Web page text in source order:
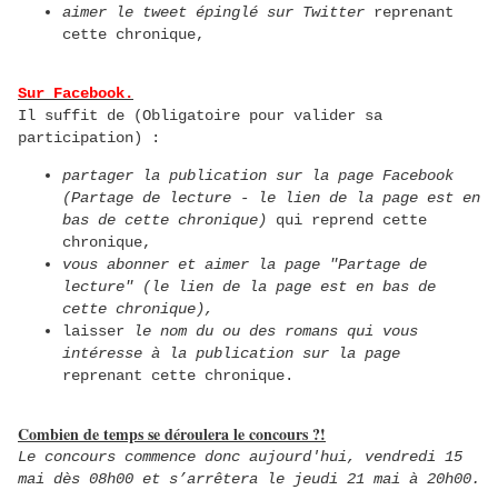
aimer le tweet épinglé sur Twitter reprenant
cette chronique,
Sur Facebook.
Il suffit de (Obligatoire pour valider sa
participation) :
partager la publication sur la page Facebook
(Partage de lecture - le lien de la page est en
bas de cette chronique) qui reprend cette
chronique,
vous abonner et aimer la page "Partage de
lecture" (le lien de la page est en bas de
cette chronique),
laisser
le nom du ou des romans qui vous
intéresse à la publication sur la page
reprenant cette chronique.
Combien de temps se déroulera le concours ?!
Le concours commence donc aujourd'hui, vendredi 15
mai dès 08h00 et s’arrêtera le jeudi 21 mai à 20h00.